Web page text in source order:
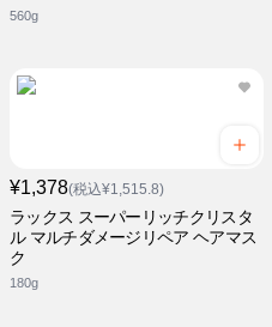
560g
¥1,378(税込¥1,515.8)
ラックス スーパーリッチクリスタ
ル マルチダメージリペア ヘアマス
ク
180g